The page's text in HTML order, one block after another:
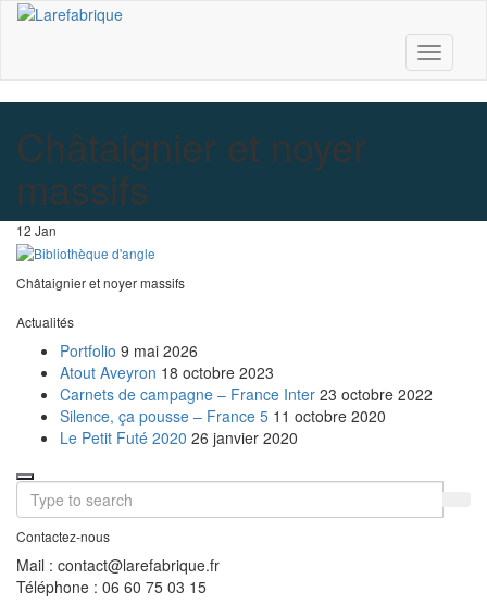
Larefabrique – Aménagement intérieur design pour pro et
Toggle
Châtaignier et noyer
massifs
12 Jan
Châtaignier et noyer massifs
Actualités
Portfolio 9 mai 2026
Atout Aveyron 18 octobre 2023
Carnets de campagne – France Inter 23 octobre 2022
Silence, ça pousse – France 5 11 octobre 2020
Le Petit Futé 2020 26 janvier 2020
Contactez-nous
Mail : contact@larefabrique.fr
Téléphone : 06 60 75 03 15